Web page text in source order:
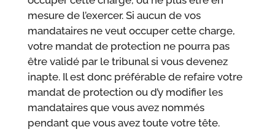
mesure de l’exercer. Si aucun de vos
mandataires ne veut occuper cette charge,
votre mandat de protection ne pourra pas
être validé par le tribunal si vous devenez
inapte. Il est donc préférable de refaire votre
mandat de protection ou d’y modifier les
mandataires que vous avez nommés
pendant que vous avez toute votre tête.